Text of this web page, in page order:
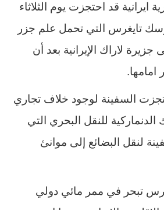
قد احتجزت يوم الثلاثاء
تايغرس التي تحمل علم جزر
جزيرة لاراك الإيرانية بعد أن
امامها.
السفينة لوجود خلاف تجاري
للنقل البحري التي
لنقل البضائع إلى موانئ
تبحر في ممر مائي دولي